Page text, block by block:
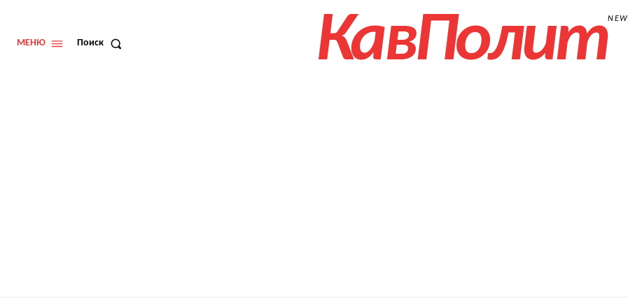
МЕНЮ Поиск КавПолитNEW